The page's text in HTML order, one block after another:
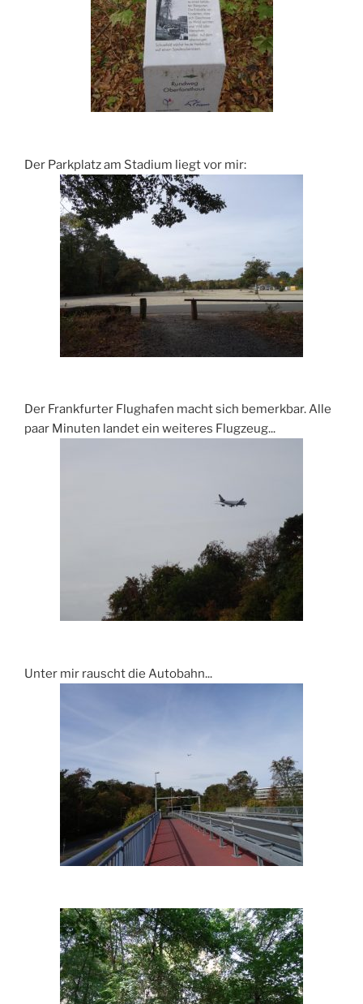
Der Parkplatz am Stadium liegt vor mir:
Der Frankfurter Flughafen macht sich bemerkbar. Alle
paar Minuten landet ein weiteres Flugzeug...
Unter mir rauscht die Autobahn...